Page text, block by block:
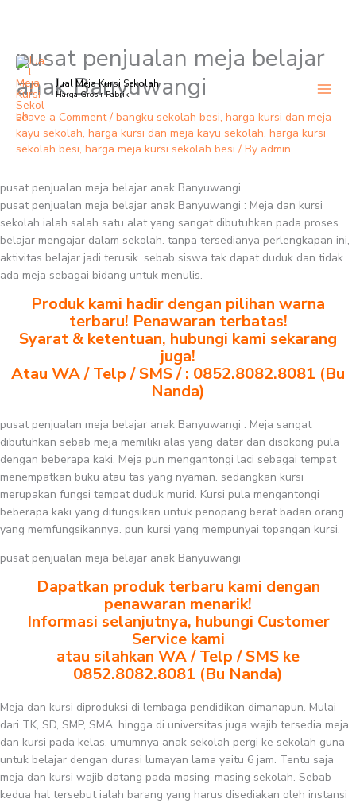
Skip
content
Jual Meja Kursi Sekolah
Harga Grosir Pabrik
pusat penjualan meja belajar
anak Banyuwangi
Leave a Comment / bangku sekolah besi, harga kursi dan meja
kayu sekolah, harga kursi dan meja kayu sekolah, harga kursi
sekolah besi, harga meja kursi sekolah besi / By admin
pusat penjualan meja belajar anak Banyuwangi
pusat penjualan meja belajar anak Banyuwangi : Meja dan kursi
sekolah ialah salah satu alat yang sangat dibutuhkan pada proses
belajar mengajar dalam sekolah. tanpa tersedianya perlengkapan ini,
aktivitas belajar jadi terusik. sebab siswa tak dapat duduk dan tidak
ada meja sebagai bidang untuk menulis.
Produk kami hadir dengan pilihan warna
terbaru! Penawaran terbatas!
Syarat & ketentuan, hubungi kami sekarang
juga!
Atau WA / Telp / SMS / : 0852.8082.8081 (Bu
Nanda)
pusat penjualan meja belajar anak Banyuwangi : Meja sangat
dibutuhkan sebab meja memiliki alas yang datar dan disokong pula
dengan beberapa kaki. Meja pun mengantongi laci sebagai tempat
menempatkan buku atau tas yang nyaman. sedangkan kursi
merupakan fungsi tempat duduk murid. Kursi pula mengantongi
beberapa kaki yang difungsikan untuk penopang berat badan orang
yang memfungsikannya. pun kursi yang mempunyai topangan kursi.
pusat penjualan meja belajar anak Banyuwangi
Dapatkan produk terbaru kami dengan
penawaran menarik!
Informasi selanjutnya, hubungi Customer
Service kami
atau silahkan WA / Telp / SMS ke
0852.8082.8081 (Bu Nanda)
Meja dan kursi diproduksi di lembaga pendidikan dimanapun. Mulai
dari TK, SD, SMP, SMA, hingga di universitas juga wajib tersedia meja
dan kursi pada kelas. umumnya anak sekolah pergi ke sekolah guna
untuk belajar dengan durasi lumayan lama yaitu 6 jam. Tentu saja
meja dan kursi wajib datang pada masing-masing sekolah. Sebab
kedua hal tersebut ialah barang yang harus disediakan oleh instansi